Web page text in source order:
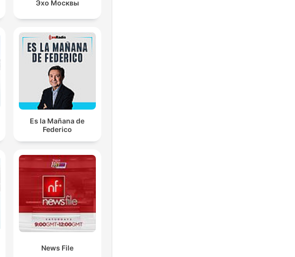
Эхо Москвы
Es la Mañana de
Federico
News File